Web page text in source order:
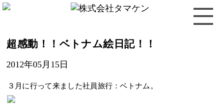
超感動！！ベトナム絵日記！！
2012年05月15日
３月に行って来ました社員旅行：ベトナム。